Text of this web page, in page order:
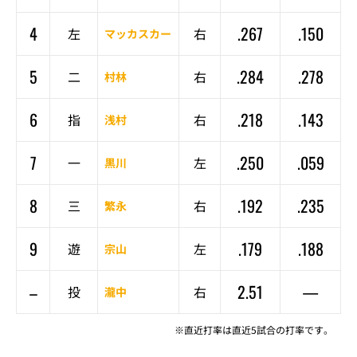
4
左 マッカスカー 右 .267
.150
5
二 村林 右 .284
.278
6
指 浅村 右 .218
.143
7
一 黒川 左 .250
.059
8
三 繁永 右 .192
.235
9
遊 宗山 左 .179
.188
–
投 瀧中 右 2.51 —
※直近打率は直近5試合の打率です。